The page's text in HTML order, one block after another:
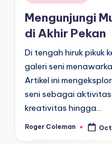
in
Mengunjungi
di Akhir Pekan
Di tengah hiruk pikuk
galeri seni
Artikel ini
seni sebagai
kreativitas hingga…
Posted
Roger Coleman